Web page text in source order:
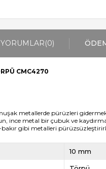
YORUMLAR(0)
CMC4270
metallerde pürüzleri
ince metal bir çubuk ve
gibi metalleri
10 mm